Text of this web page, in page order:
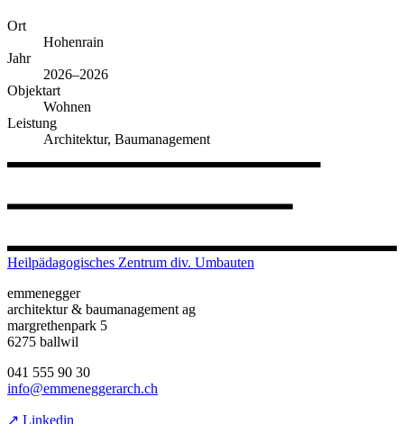
Ort
Hohenrain
Jahr
2026–2026
Objektart
Wohnen
Leistung
Architektur, Baumanagement
Heilpädagogisches Zentrum div. Umbauten
emmenegger
architektur & baumanagement ag
margrethenpark 5
6275 ballwil
041 555 90 30
info@emmeneggerarch.ch
↗ Linkedin